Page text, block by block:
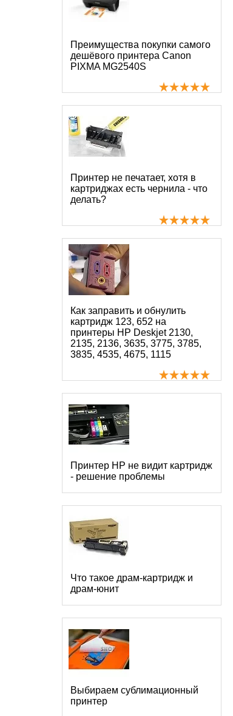
Преимущества покупки самого
дешёвого принтера Canon
PIXMA MG2540S
Принтер не печатает, хотя в
картриджах есть чернила - что
делать?
Как заправить и обнулить
картридж 123, 652 на
принтеры HP Deskjet 2130,
2135, 2136, 3635, 3775, 3785,
3835, 4535, 4675, 1115
Принтер HP не видит картридж
- решение проблемы
Что такое драм-картридж и
драм-юнит
Выбираем сублимационный
принтер